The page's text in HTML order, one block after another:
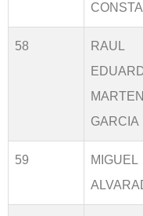
58
RAUL
GARCIA
59
MIGUEL